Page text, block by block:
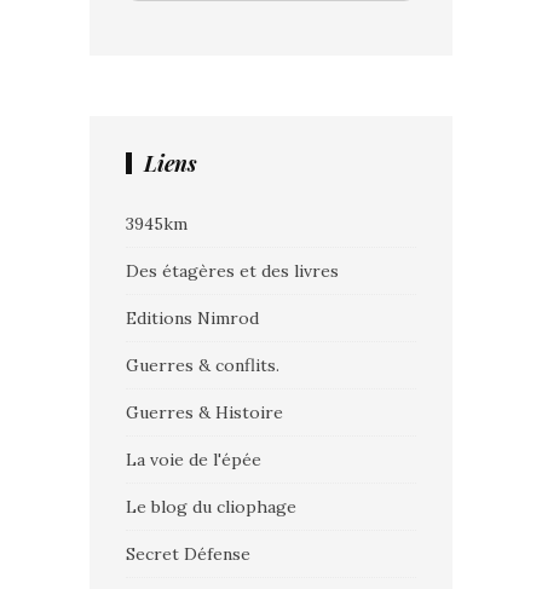
Liens
3945km
Des étagères et des livres
Editions Nimrod
Guerres & conflits.
Guerres & Histoire
La voie de l'épée
Le blog du cliophage
Secret Défense